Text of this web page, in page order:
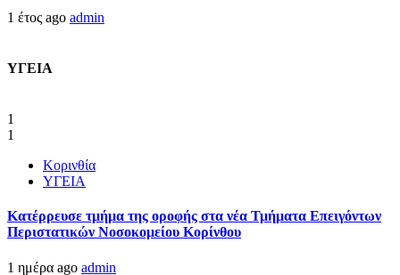
1 έτος ago admin
ΥΓΕΙΑ
1
1
Κορινθία
ΥΓΕΙΑ
Kατέρρευσε τμήμα της οροφής στα νέα Τμήματα Επειγόντων
Περιστατικών Νοσοκομείου Κορίνθου
1 ημέρα ago admin